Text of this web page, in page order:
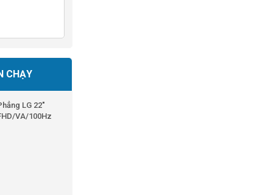
CHẠY
LG 22"
VA/100Hz